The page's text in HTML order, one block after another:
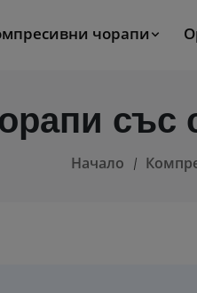
чорапи
със
Начало